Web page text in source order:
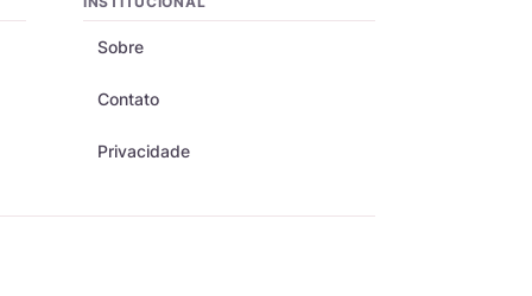
Sobre
Contato
Privacidade